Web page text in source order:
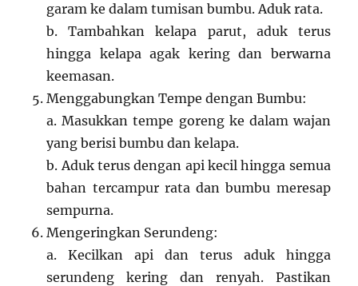
garam ke dalam tumisan bumbu. Aduk rata.
b. Tambahkan kelapa parut, aduk terus
hingga kelapa agak kering dan berwarna
keemasan.
Menggabungkan Tempe dengan Bumbu:
a. Masukkan tempe goreng ke dalam wajan
yang berisi bumbu dan kelapa.
b. Aduk terus dengan api kecil hingga semua
bahan tercampur rata dan bumbu meresap
sempurna.
Mengeringkan Serundeng:
a. Kecilkan api dan terus aduk hingga
serundeng kering dan renyah. Pastikan